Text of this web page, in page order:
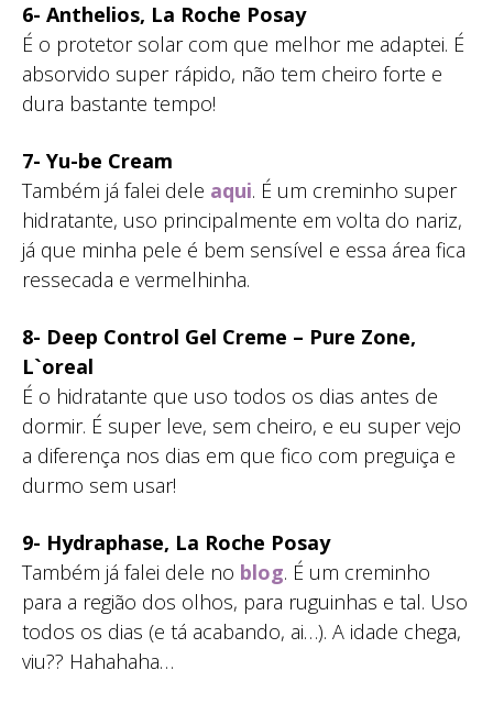
6- Anthelios, La Roche Posay
É o protetor solar com que melhor me adaptei. É
absorvido super rápido, não tem cheiro forte e
dura bastante tempo!
7- Yu-be Cream
Também já falei dele aqui. É um creminho super
hidratante, uso principalmente em volta do nariz,
já que minha pele é bem sensível e essa área fica
ressecada e vermelhinha.
8- Deep Control Gel Creme – Pure Zone,
L`oreal
É o hidratante que uso todos os dias antes de
dormir. É super leve, sem cheiro, e eu super vejo
a diferença nos dias em que fico com preguiça e
durmo sem usar!
9- Hydraphase, La Roche Posay
Também já falei dele no blog. É um creminho
para a região dos olhos, para ruguinhas e tal. Uso
todos os dias (e tá acabando, ai…). A idade chega,
viu?? Hahahaha…